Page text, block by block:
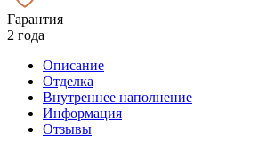
Гарантия
2 года
Описание
Отделка
Внутреннее наполнение
Информация
Отзывы